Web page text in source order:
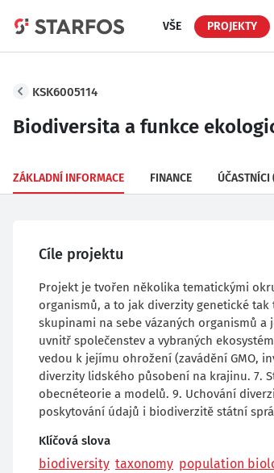
VŠE PROJEKTY
KSK6005114
Biodiversita a funkce
ZÁKLADNÍ INFORMACE FINANCE ÚČASTNÍCI
Cíle projektu
Projekt je tvořen několika tematickými
organismů, a to jak diverzity genetické
skupinami na sebe vázaných organismů
uvnitř společenstev a vybraných
vedou k jejímu ohrožení (zavádění GMO,
diverzity lidského působení na krajinu. 7.
obecnéteorie a modelů. 9. Uchování
poskytování údajů i biodiverzitě státní
Klíčová slova
biodiversity taxonomy population